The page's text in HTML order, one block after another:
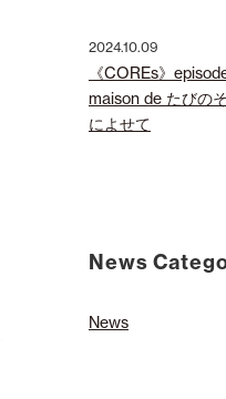
2024.10.09
《COREs》
maison de たびの
によせて
News
News